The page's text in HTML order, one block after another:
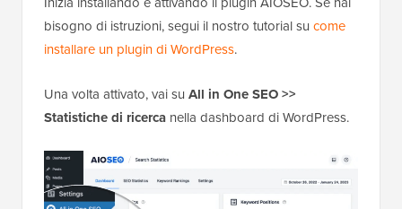
bisogno di istruzioni, segui il nostro tutorial su come
installare un plugin di WordPress.
Una volta attivato, vai su All in One SEO >>
Statistiche di ricerca nella dashboard di WordPress.